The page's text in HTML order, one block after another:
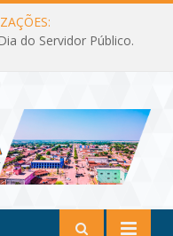
do Servidor Público.